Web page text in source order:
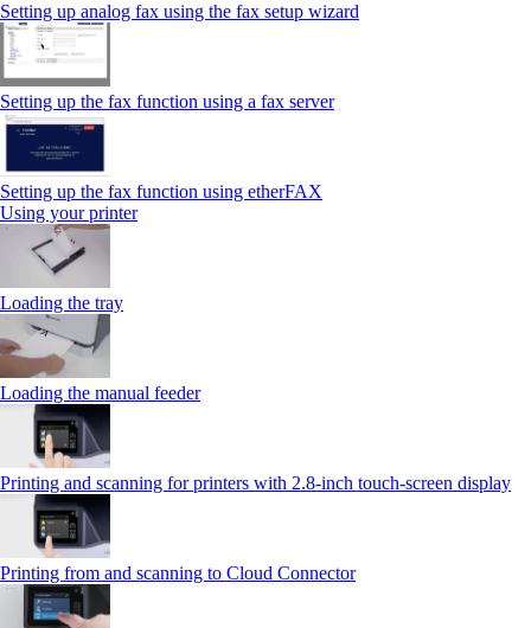
Setting up analog fax using the fax setup wizard
Setting up the fax function using a fax server
Setting up the fax function using etherFAX
Using your printer
Loading the tray
Loading the manual feeder
Printing and scanning for printers with 2.8‑inch touch‑screen display
Printing from and scanning to Cloud Connector